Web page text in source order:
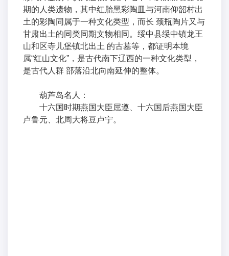
期的人类遗物，其中红胎黑彩陶皿与河南仰韶村出
土的彩陶同属于一种文化类型，而长 颈瓶陶片又与
甘肃出土的同类同期文物相同。绥中县绥中镇龙王
山和区寺儿堡镇北出土 的古墓等，都证明本境
属“红山文化”，是古代南下辽西的一种文化类型，
是古代人群 部落沿北向南延伸的整体。
葫芦岛名人：
十六国时期燕国大臣屈遵、十六国后燕国大臣
卢鲁元、北周大将豆卢宁。